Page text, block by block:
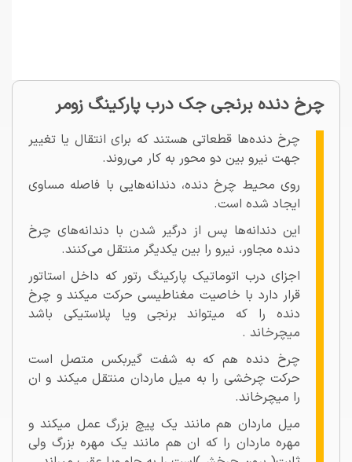
چرخ دنده برنجی جک درب پارکینگ زومر
چرخ دنده‌ها قطعاتی هستند که برای انتقال یا تغییر
جهت نیرو بین دو محور به کار می‌روند.
روی محیط چرخ دنده، دندانه‌هایی با فاصله مساوی
ایجاد شده است.
این دندانه‌ها پس از درگیر شدن با دندانه‌های چرخ
دنده مجاور، نیرو را بین یکدیگر منتقل می‌کنند.
اجزای درب اتوماتیک پارکینگ رتور که داخل استاتور
قرار دارد با خاصیت مغناطیسی حرکت میکند و چرخ
دنده را که میتواند برنجی ویا پلاستیکی باشد
میچرخاند .
چرخ دنده هم که به شفت گیربکس متصل است
حرکت چرخشی را به میل ماردان منتقل میکند و ان
را میچرخاند.
میل ماردان هم مانند یک پیچ بزرگ عمل میکند و
مهره ماردان را که ان هم مانند یک مهره بزرگ ولی